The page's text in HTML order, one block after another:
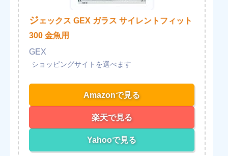
ジェックス GEX ガラス サイレントフィット
300 金魚用
GEX
Amazonで見る
楽天で見る
Yahooで見る